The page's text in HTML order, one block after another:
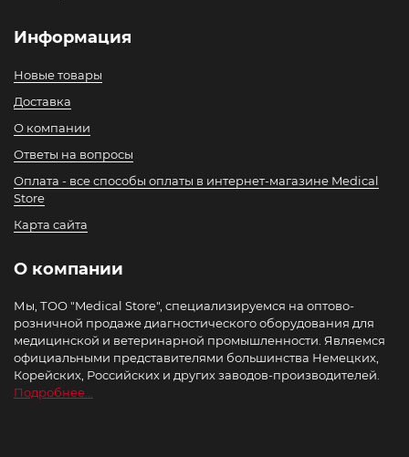
Информация
Новые товары
Доставка
О компании
Ответы на вопросы
Оплата - все способы оплаты в интернет-магазине Medical
Store
Карта сайта
О компании
Мы, ТОО "Medical Store", специализируемся на оптово-
розничной продаже диагностического оборудования для
медицинской и ветеринарной промышленности. Являемся
официальными представителями большинства Немецких,
Корейских, Российских и других заводов-производителей.
Подробнее...